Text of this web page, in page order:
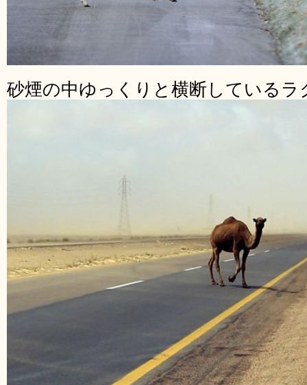
砂煙の中ゆっくりと横断しているラ